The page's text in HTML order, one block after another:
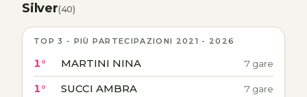
Silver(40)
TOP 3 - PIÙ PARTECIPAZIONI 2021 - 2026
1° MARTINI NINA 7 gare
1° SUCCI AMBRA 7 gare